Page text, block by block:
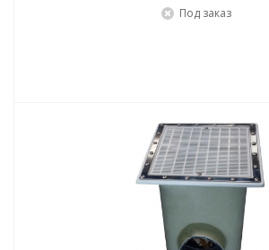
Под заказ